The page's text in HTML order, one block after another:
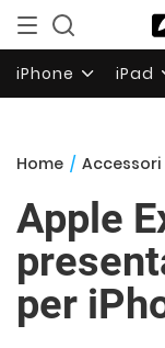
iPhone iPad
Home / Accessori
Apple
per